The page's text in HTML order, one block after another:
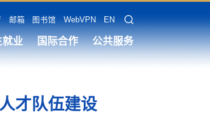
邮箱 图书馆 WebVPN EN
就业 国际合作 公共服务
才队伍建设